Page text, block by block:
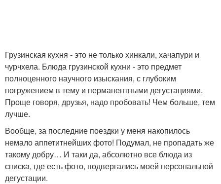
Грузинская кухня - это не только хинкали, хачапури и
чурчхела. Блюда грузинской кухни - это предмет
полноценного научного изыскания, с глубоким
погружением в тему и перманентными дегустациями.
Проще говоря, друзья, надо пробовать! Чем больше, тем
лучше.
Вообще, за последние поездки у меня накопилось
немало аппетитнейших фото! Подумал, не пропадать же
такому добру… И таки да, абсолютно все блюда из
списка, где есть фото, подвергались моей персональной
дегустации.